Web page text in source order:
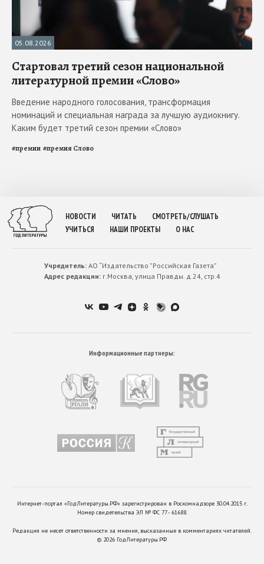
05.08.2026
Стартовал третий сезон национальной
литературной премии «Слово»
Введение народного голосования, трансформация
номинаций и специальная награда за лучшую аудиокнигу.
Каким будет третий сезон премии «Слово»
#премии #премия Слово
НОВОСТИ ЧИТАТЬ
СМОТРЕТЬ/СЛУШАТЬ
УЧИТЬСЯ
НАШИ ПРОЕКТЫ О НАС
Учредитель:АО “Издательство ”Российская Газета”
Адрес редакции:г.Москва, улица Правды. д.24, стр.4
Информационные партнеры:
Интернет-портал «ГодЛитературы.РФ» зарегистрирован в Роскомнадзоре 30.04.2015 г.
Номер свидетельства ЭЛ № ФС 77 - 61688.
Редакция не несет ответственности за мнения, высказанные в комментариях читателей.
© 2026 ГодЛитературы.РФ